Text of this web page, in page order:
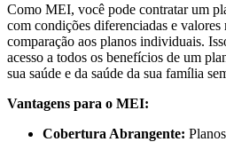
Como MEI, você pode contratar um
com condições diferenciadas e valores
comparação aos planos individuais.
acesso a todos os benefícios de um
sua saúde e da saúde da sua família
Vantagens para o MEI:
Cobertura Abrangente: